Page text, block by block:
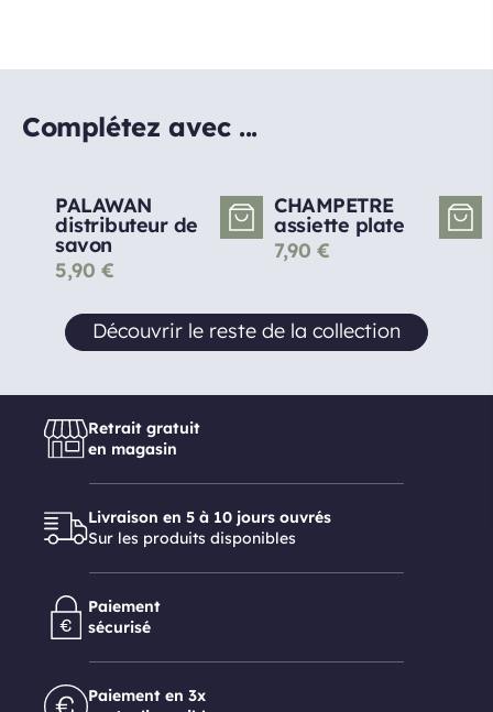
Complétez avec ...
PALAWAN
distributeur de
savon
5,90 €
CHAMPETRE
assiette plate
7,90 €
Découvrir le reste de la collection
Retrait gratuit
en magasin
Livraison en 5 à 10 jours ouvrés
Sur les produits disponibles
Paiement
sécurisé
Paiement en 3x